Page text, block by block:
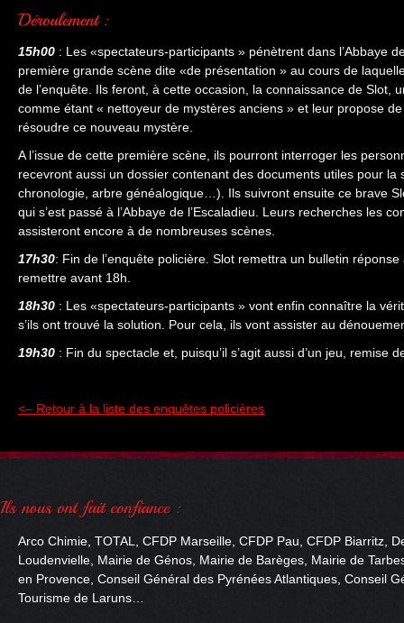
15h00 : Les «spectateurs-participants » pénètrent dans l’Abbaye
première grande scène dite «de présentation » au cours de
de l’enquête. Ils feront, à cette occasion, la connaissance de Slot,
comme étant « nettoyeur de mystères anciens » et leur propose
résoudre ce nouveau mystère.
A l’issue de cette première scène, ils pourront interroger les
recevront aussi un dossier contenant des documents utiles pour
chronologie, arbre généalogique…). Ils suivront ensuite ce brave
qui s’est passé à l’Abbaye de l’Escaladieu. Leurs recherches les
assisteront encore à de nombreuses scènes.
17h30: Fin de l’enquête policière. Slot remettra un bulletin
remettre avant 18h.
18h30 : Les «spectateurs-participants » vont enfin connaître la
s’ils ont trouvé la solution. Pour cela, ils vont assister au
19h30 : Fin du spectacle et, puisqu’il s’agit aussi d’un jeu, remise
<– Retour à la liste des enquêtes policières
Arco Chimie, TOTAL, CFDP Marseille, CFDP Pau, CFDP Biarritz,
Loudenvielle, Mairie de Génos, Mairie de Barèges, Mairie de
en Provence, Conseil Général des Pyrénées Atlantiques, Conseil
Tourisme de Laruns…